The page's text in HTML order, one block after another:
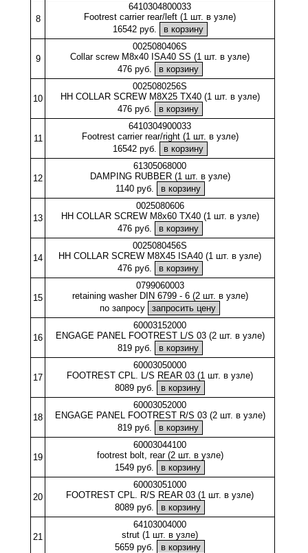
8
6410304800033
Footrest carrier rear/left (1 шт. в узле)
16542 руб.
9
0025080406S
Collar screw M8x40 ISA40 SS (1 шт. в узле)
476 руб.
10
0025080256S
HH COLLAR SCREW M8X25 TX40 (1 шт. в узле)
476 руб.
11
6410304900033
Footrest carrier rear/right (1 шт. в узле)
16542 руб.
12
61305068000
DAMPING RUBBER (1 шт. в узле)
1140 руб.
13
0025080606
HH COLLAR SCREW M8x60 TX40 (1 шт. в узле)
476 руб.
14
0025080456S
HH COLLAR SCREW M8X45 ISA40 (1 шт. в узле)
476 руб.
15
0799060003
retaining washer DIN 6799 - 6 (2 шт. в узле)
по запросу
16
60003152000
ENGAGE PANEL FOOTREST L/S 03 (2 шт. в узле)
819 руб.
17
60003050000
FOOTREST CPL. L/S REAR 03 (1 шт. в узле)
8089 руб.
18
60003052000
ENGAGE PANEL FOOTREST R/S 03 (2 шт. в узле)
819 руб.
19
60003044100
footrest bolt, rear (2 шт. в узле)
1549 руб.
20
60003051000
FOOTREST CPL. R/S REAR 03 (1 шт. в узле)
8089 руб.
21
64103004000
strut (1 шт. в узле)
5659 руб.